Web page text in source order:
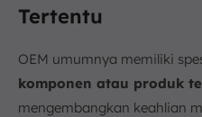
Tertentu
OEM umumnya memiliki
komponen atau produk
mengembangkan keahlian